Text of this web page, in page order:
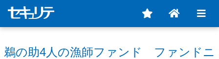
鵜の助4人の漁師ファンド ファンドニ